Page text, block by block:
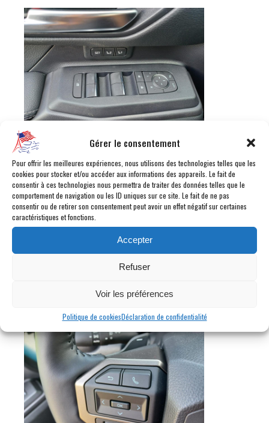
Gérer le consentement
Pour offrir les meilleures expériences, nous utilisons des technologies telles que les
cookies pour stocker et/ou accéder aux informations des appareils. Le fait de
consentir à ces technologies nous permettra de traiter des données telles que le
comportement de navigation ou les ID uniques sur ce site. Le fait de ne pas
consentir ou de retirer son consentement peut avoir un effet négatif sur certaines
caractéristiques et fonctions.
Accepter
Refuser
Voir les préférences
Politique de cookiesDéclaration de confidentialité